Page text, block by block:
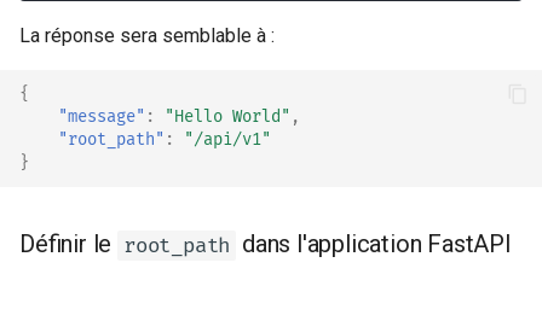
La réponse sera semblable à :
{
"message" : "Hello World" ,
"root_path" :
"/api/v1"
}
Définir le root_path dans l'application FastAPI